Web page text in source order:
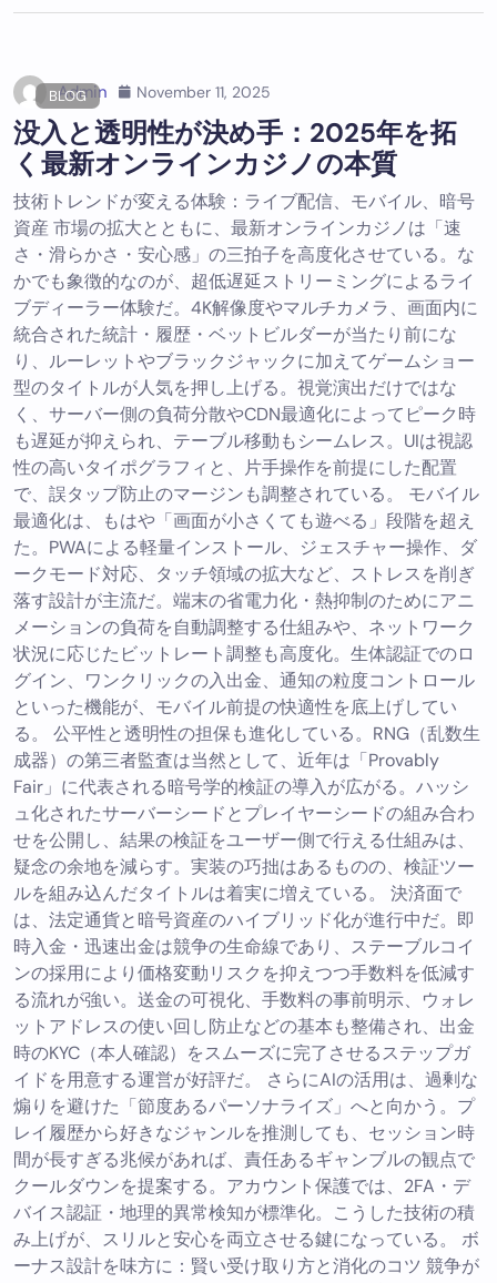
BLOG
Admin November 11, 2025
没入と透明性が決め手：2025年を拓
く最新オンラインカジノの本質
技術トレンドが変える体験：ライブ配信、モバイル、暗号
資産 市場の拡大とともに、最新オンラインカジノは「速
さ・滑らかさ・安心感」の三拍子を高度化させている。な
かでも象徴的なのが、超低遅延ストリーミングによるライ
ブディーラー体験だ。4K解像度やマルチカメラ、画面内に
統合された統計・履歴・ベットビルダーが当たり前にな
り、ルーレットやブラックジャックに加えてゲームショー
型のタイトルが人気を押し上げる。視覚演出だけではな
く、サーバー側の負荷分散やCDN最適化によってピーク時
も遅延が抑えられ、テーブル移動もシームレス。UIは視認
性の高いタイポグラフィと、片手操作を前提にした配置
で、誤タップ防止のマージンも調整されている。 モバイル
最適化は、もはや「画面が小さくても遊べる」段階を超え
た。PWAによる軽量インストール、ジェスチャー操作、ダ
ークモード対応、タッチ領域の拡大など、ストレスを削ぎ
落す設計が主流だ。端末の省電力化・熱抑制のためにアニ
メーションの負荷を自動調整する仕組みや、ネットワーク
状況に応じたビットレート調整も高度化。生体認証でのロ
グイン、ワンクリックの入出金、通知の粒度コントロール
といった機能が、モバイル前提の快適性を底上げしてい
る。 公平性と透明性の担保も進化している。RNG（乱数生
成器）の第三者監査は当然として、近年は「Provably
Fair」に代表される暗号学的検証の導入が広がる。ハッシ
ュ化されたサーバーシードとプレイヤーシードの組み合わ
せを公開し、結果の検証をユーザー側で行える仕組みは、
疑念の余地を減らす。実装の巧拙はあるものの、検証ツー
ルを組み込んだタイトルは着実に増えている。 決済面で
は、法定通貨と暗号資産のハイブリッド化が進行中だ。即
時入金・迅速出金は競争の生命線であり、ステーブルコイ
ンの採用により価格変動リスクを抑えつつ手数料を低減す
る流れが強い。送金の可視化、手数料の事前明示、ウォレ
ットアドレスの使い回し防止などの基本も整備され、出金
時のKYC（本人確認）をスムーズに完了させるステップガ
イドを用意する運営が好評だ。 さらにAIの活用は、過剰な
煽りを避けた「節度あるパーソナライズ」へと向かう。プ
レイ履歴から好きなジャンルを推測しても、セッション時
間が長すぎる兆候があれば、責任あるギャンブルの観点で
クールダウンを提案する。アカウント保護では、2FA・デ
バイス認証・地理的異常検知が標準化。こうした技術の積
み上げが、スリルと安心を両立させる鍵になっている。 ボ
ーナス設計を味方に：賢い受け取り方と消化のコツ 競争が